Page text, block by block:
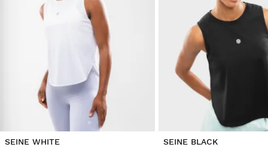
SEINE WHITE SEINE BLACK